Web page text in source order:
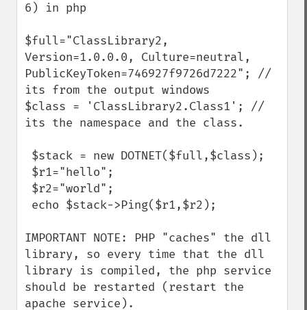
6) in php
$full="ClassLibrary2,
Version=1.0.0.0, Culture=neutral,
PublicKeyToken=746927f9726d7222"; //
its from the output windows
$class = 'ClassLibrary2.Class1'; //
its the namespace and the class.
IMPORTANT NOTE: PHP "caches" the dll
library, so every time that the dll
library is compiled, the php service
should be restarted (restart the
apache service).